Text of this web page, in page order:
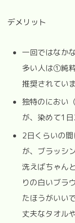
デメリット
一回ではなか
多い人は①純
推奨されてい
独特のにおい
が、染めて1
2日くらいの
が、ブラッシ
洗えばちゃん
りの白いブラ
たほうがいい
丈夫なタオル